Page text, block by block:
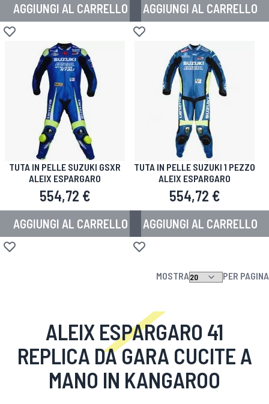
AGGIUNGI AL CARRELLO
Aggiungi alla lista desideri
AGGIUNGI AL CARRELLO
Aggiungi alla lista desideri
TUTA IN PELLE SUZUKI GSXR
ALEIX ESPARGARO
554,72 €
AGGIUNGI AL CARRELLO
Aggiungi alla lista desideri
TUTA IN PELLE SUZUKI 1 PEZZO
ALEIX ESPARGARO
554,72 €
AGGIUNGI AL CARRELLO
Aggiungi alla lista desideri
MOSTRA PER PAGINA
ALEIX ESPARGARO 41
REPLICA DA GARA CUCITE A
MANO IN KANGAROO